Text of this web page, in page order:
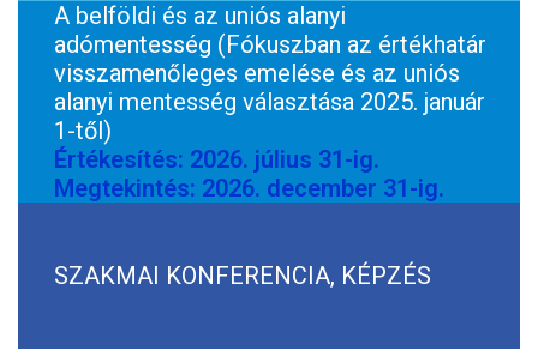
A belföldi és az uniós alanyi
adómentesség (Fókuszban az értékhatár
visszamenőleges emelése és az uniós
alanyi mentesség választása 2025. január
1-től)
Értékesítés: 2026. július 31-ig.
Megtekintés: 2026. december 31-ig.
SZAKMAI KONFERENCIA, KÉPZÉS